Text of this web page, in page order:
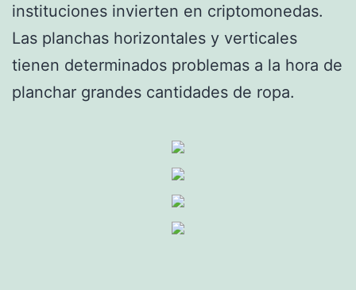
instituciones invierten en criptomonedas.
Las planchas horizontales y verticales
tienen determinados problemas a la hora de
planchar grandes cantidades de ropa.